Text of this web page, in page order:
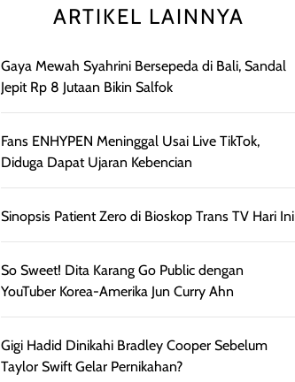
ARTIKEL LAINNYA
Gaya Mewah Syahrini Bersepeda di Bali, Sandal
Jepit Rp 8 Jutaan Bikin Salfok
Fans ENHYPEN Meninggal Usai Live TikTok,
Diduga Dapat Ujaran Kebencian
Sinopsis Patient Zero di Bioskop Trans TV Hari Ini
So Sweet! Dita Karang Go Public dengan
YouTuber Korea-Amerika Jun Curry Ahn
Gigi Hadid Dinikahi Bradley Cooper Sebelum
Taylor Swift Gelar Pernikahan?